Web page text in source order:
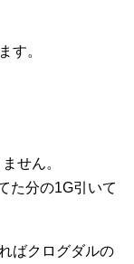
す。
せん。
た分の1G引いて
ばクログダルの